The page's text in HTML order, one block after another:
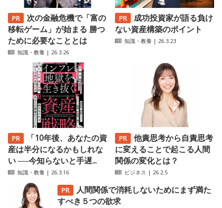
次の金融危機で「富の
移転ゲーム」が始まる 勝つ
ために必要なこととは
知識・教養 | 26.3.26
成功投資家が語る負け
ない資産構築のポイント
知識・教養 | 26.3.23
「10年後、あなたの資
産は半分になるかもしれな
い ──今知らないと手遅...
知識・教養 | 26.3.16
他責思考から自責思考
に変えることで起こる人間
関係の変化とは？
ビジネス | 26.2.5
人間関係で消耗しないためにまず満た
すべき５つの欲求